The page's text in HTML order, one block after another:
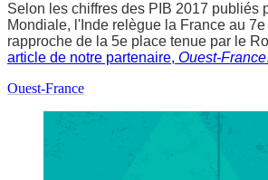
Selon les chiffres des PIB 2017 publiés
Mondiale, l'Inde relègue la France au
rapproche de la 5e place tenue par le
article de notre partenaire, Ouest-France.
Ouest-France